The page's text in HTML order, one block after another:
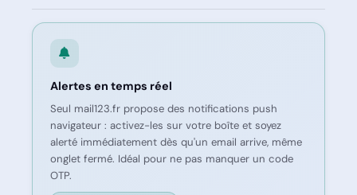
Alertes en temps réel
Seul mail123.fr propose des notifications push
navigateur : activez-les sur votre boîte et soyez
alerté immédiatement dès qu'un email arrive, même
onglet fermé. Idéal pour ne pas manquer un code
OTP.